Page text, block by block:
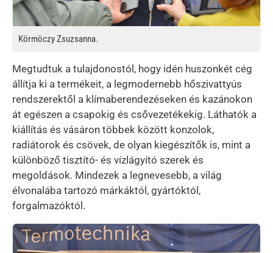
Körmöczy Zsuzsanna.
Megtudtuk a tulajdonostól, hogy idén huszonkét cég
állítja ki a termékeit, a legmodernebb hőszivattyús
rendszerektől a klímaberendezéseken és kazánokon
át egészen a csapokig és csővezetékekig. Láthatók a
kiállítás és vásáron többek között konzolok,
radiátorok és csövek, de olyan kiegészítők is, mint a
különböző tisztító- és vízlágyító szerek és
megoldások. Mindezek a legnevesebb, a világ
élvonalába tartozó márkáktól, gyártóktól,
forgalmazóktól.
Kép